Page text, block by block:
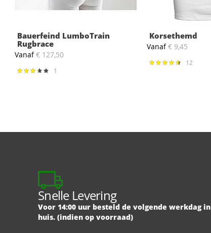
Bauerfeind LumboTrain
Rugbrace
Vanaf € 127,50
Waardering:1
Korsethemd
Vanaf € 9,45
Waardering:
12
Snelle Levering
Voor 14:00 uur besteld de volgende werkdag in
huis. (indien op voorraad)